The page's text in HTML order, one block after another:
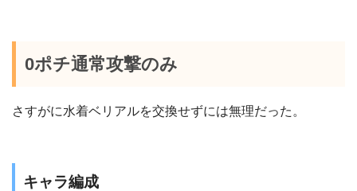
0ポチ通常攻撃のみ
さすがに水着ベリアルを交換せずには無理だった。
キャラ編成